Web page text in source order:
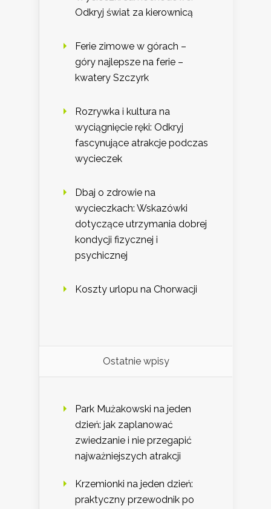
Odkryj świat za kierownicą
Ferie zimowe w górach –
góry najlepsze na ferie –
kwatery Szczyrk
Rozrywka i kultura na
wyciągnięcie ręki: Odkryj
fascynujące atrakcje podczas
wycieczek
Dbaj o zdrowie na
wycieczkach: Wskazówki
dotyczące utrzymania dobrej
kondycji fizycznej i
psychicznej
Koszty urlopu na Chorwacji
Ostatnie wpisy
Park Mużakowski na jeden
dzień: jak zaplanować
zwiedzanie i nie przegapić
najważniejszych atrakcji
Krzemionki na jeden dzień:
praktyczny przewodnik po